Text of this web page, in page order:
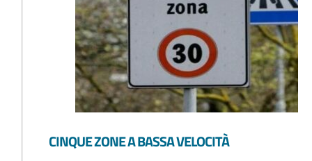
CINQUE ZONE A BASSA VELOCITÀ